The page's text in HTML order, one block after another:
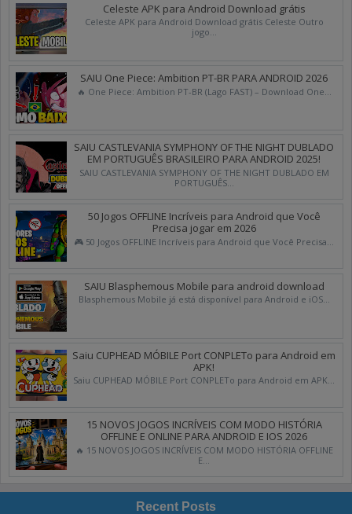
Celeste APK para Android Download grátis
Celeste APK para Android Download grátis Celeste Outro
jogo...
SAIU One Piece: Ambition PT-BR PARA ANDROID 2026
🔥 One Piece: Ambition PT-BR (Lago FAST) – Download One...
SAIU CASTLEVANIA SYMPHONY OF THE NIGHT DUBLADO
EM PORTUGUÊS BRASILEIRO PARA ANDROID 2025!
SAIU CASTLEVANIA SYMPHONY OF THE NIGHT DUBLADO EM
PORTUGUÊS...
50 Jogos OFFLINE Incríveis para Android que Você
Precisa jogar em 2026
🎮 50 Jogos OFFLINE Incríveis para Android que Você Precisa...
SAIU Blasphemous Mobile para android download
Blasphemous Mobile já está disponível para Android e iOS...
Saiu CUPHEAD MÓBILE Port CONPLETo para Android em
APK!
Saiu CUPHEAD MÓBILE Port CONPLETo para Android em APK...
15 NOVOS JOGOS INCRÍVEIS COM MODO HISTÓRIA
OFFLINE E ONLINE PARA ANDROID E IOS 2026
🔥 15 NOVOS JOGOS INCRÍVEIS COM MODO HISTÓRIA OFFLINE
E...
Recent Posts